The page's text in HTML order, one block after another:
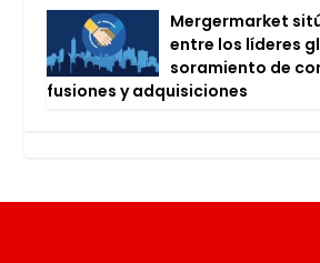
Mer­ger­mar­ket
entre los líde­res
so­ra­mien­to de
fusio­nes y adqui­si­cio­nes